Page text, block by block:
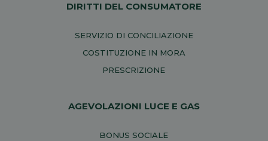
DIRITTI DEL CONSUMATORE
SERVIZIO DI CONCILIAZIONE
COSTITUZIONE IN MORA
PRESCRIZIONE
AGEVOLAZIONI LUCE E GAS
BONUS SOCIALE